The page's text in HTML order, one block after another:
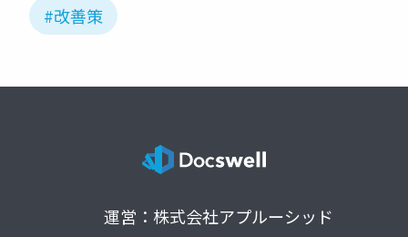
#改善策
運営：株式会社アプルーシッド